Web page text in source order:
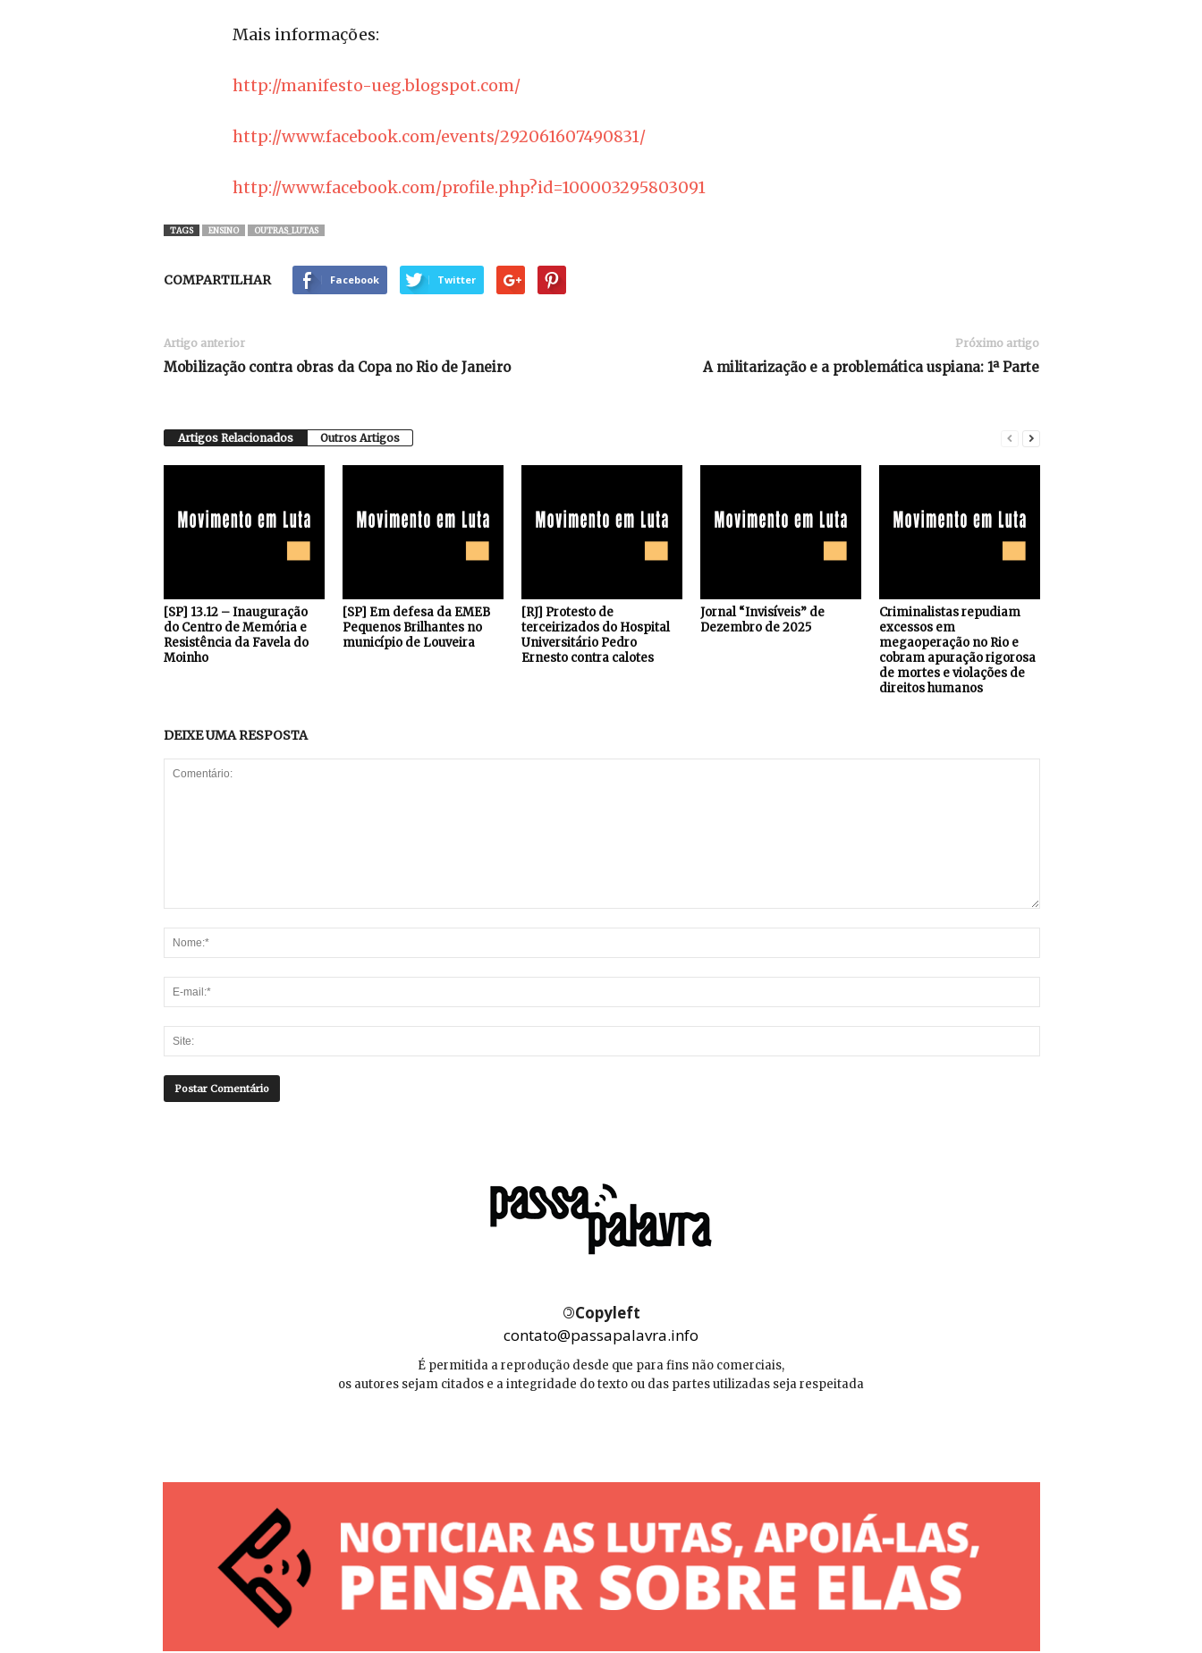
Mais informações:
http://manifesto-ueg.blogspot.com/
http://www.facebook.com/events/292061607490831/
http://www.facebook.com/profile.php?id=100003295803091
TAGS ENSINO OUTRAS_LUTAS
COMPARTILHAR Facebook Twitter
Artigo anterior
Mobilização contra obras da Copa no Rio de Janeiro
Próximo artigo
A militarização e a problemática uspiana: 1ª Parte
Artigos Relacionados Outros Artigos
[SP] 13.12 – Inauguração
do Centro de Memória e
Resistência da Favela do
Moinho
[SP] Em defesa da EMEB
Pequenos Brilhantes no
município de Louveira
[RJ] Protesto de
terceirizados do Hospital
Universitário Pedro
Ernesto contra calotes
Jornal “Invisíveis” de
Dezembro de 2025
Criminalistas repudiam
excessos em
megaoperação no Rio e
cobram apuração rigorosa
de mortes e violações de
direitos humanos
DEIXE UMA RESPOSTA
©Copyleft
contato@passapalavra.info
É permitida a reprodução desde que para fins não comerciais,
os autores sejam citados e a integridade do texto ou das partes utilizadas seja respeitada